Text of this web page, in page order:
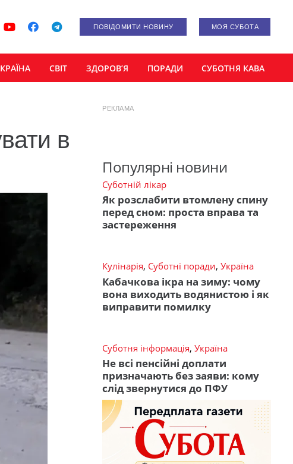
ПОВІДОМИТИ НОВИНУ МОЯ СУБОТА
СВІТ ЗДОРОВ’Я ПОРАДИ СУБОТНЯ КАВА
в
РЕКЛАМА
Популярні новини
Суботній лікар
Як розслабити втомлену спину
перед сном: проста вправа та
застереження
Кулінарія, Суботні поради, Україна
Кабачкова ікра на зиму: чому
вона виходить водянистою і як
виправити помилку
Суботня інформація, Україна
Не всі пенсійні доплати
призначають без заяви: кому
слід звернутися до ПФУ